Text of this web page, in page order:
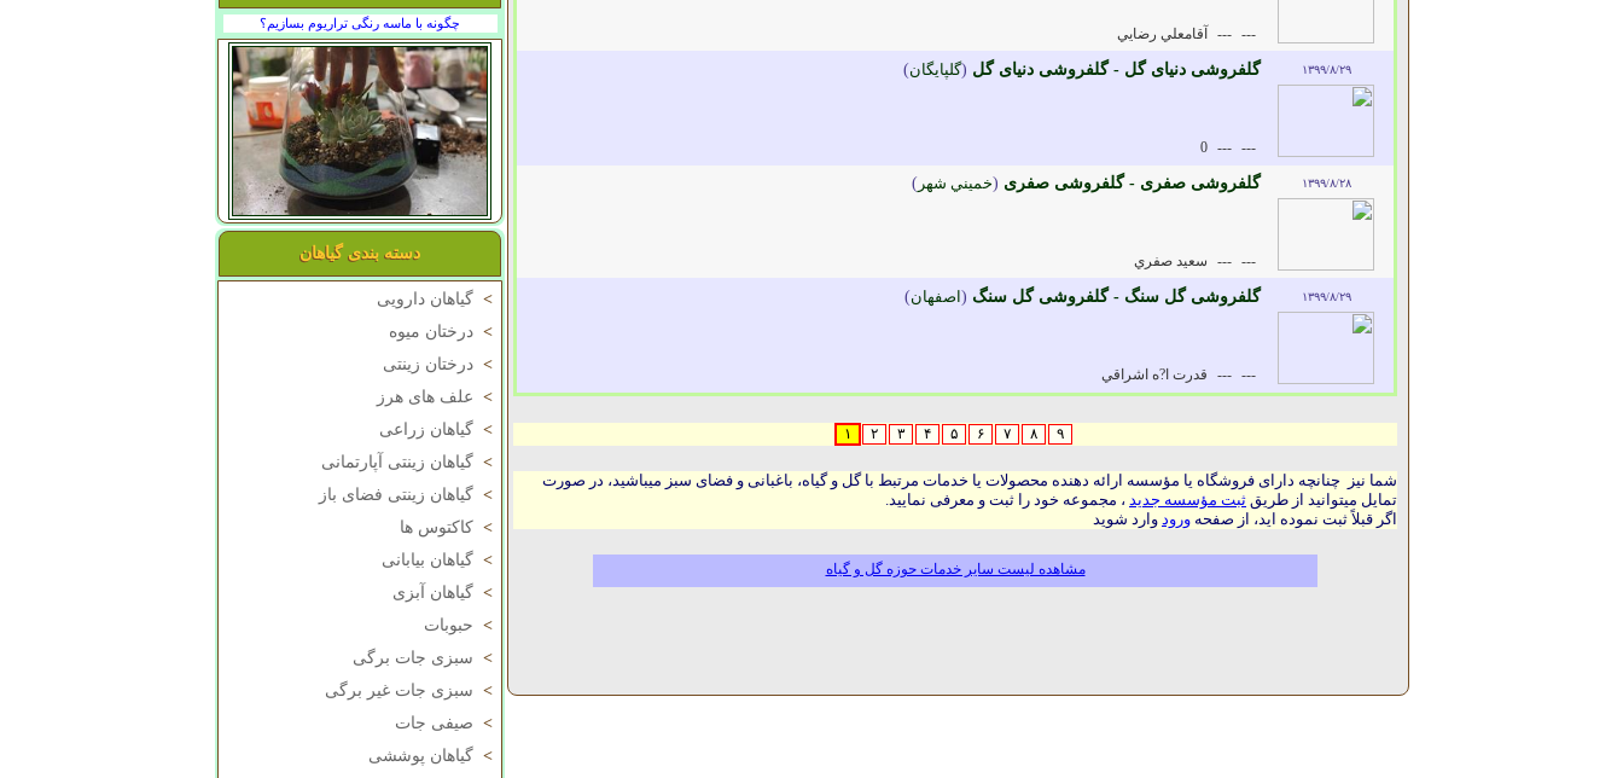
چگونه با ماسه رنگی تراریوم بسازیم؟
دسته بندی گیاهان
> گیاهان دارویی
> درختان میوه
> درختان زینتی
> علف های هرز
> گیاهان زراعی
> گیاهان زینتی آپارتمانی
> گیاهان زینتی فضای باز
> کاکتوس ها
> گیاهان بیابانی
> گیاهان آبزی
> حبوبات
> سبزی جات برگی
> سبزی جات غیر برگی
> صیفی جات
> گیاهان پوششی
---
--- آقامعلي رضايي
۱۳۹۹/۸/۲۹ گلفروشی دنیای گل - گلفروشی دنیای گل (گلپايگان)
---
---
0
۱۳۹۹/۸/۲۸ گلفروشی صفری - گلفروشی صفری (خميني شهر )
---
--- سعيد صفري
۱۳۹۹/۸/۲۹ گلفروشی گل سنگ - گلفروشی گل سنگ (اصفهان)
---
--- قدرت ا?ه اشراقي
۱ ۲ ۳ ۴ ۵ ۶ ۷ ۸ ۹
شما نیز چنانچه دارای فروشگاه یا مؤسسه ارائه دهنده محصولات یا خدمات مرتبط با گل و گیاه، باغبانی و فضای سبز میباشید، در صورت
تمایل میتوانید از طریق ثبت مؤسسه جدید ، مجموعه خود را ثبت و معرفی نمایید.
اگر قبلاً ثبت نموده اید، از صفحه ورود وارد شوید
مشاهده لیست سایر خدمات حوزه گل و گیاه